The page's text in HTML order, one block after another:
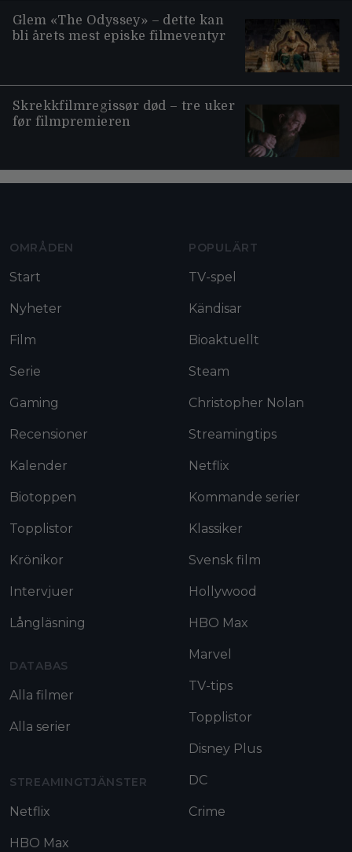
Glem «The Odyssey» – dette kan
bli årets mest episke filmeventyr
Skrekkfilmregissør død – tre uker
før filmpremieren
OMRÅDEN
Start
Nyheter
Film
Serie
Gaming
Recensioner
Kalender
Biotoppen
Topplistor
Krönikor
Intervjuer
Långläsning
DATABAS
Alla filmer
Alla serier
STREAMINGTJÄNSTER
Netflix
HBO Max
POPULÄRT
TV-spel
Kändisar
Bioaktuellt
Steam
Christopher Nolan
Streamingtips
Netflix
Kommande serier
Klassiker
Svensk film
Hollywood
HBO Max
Marvel
TV-tips
Topplistor
Disney Plus
DC
Crime